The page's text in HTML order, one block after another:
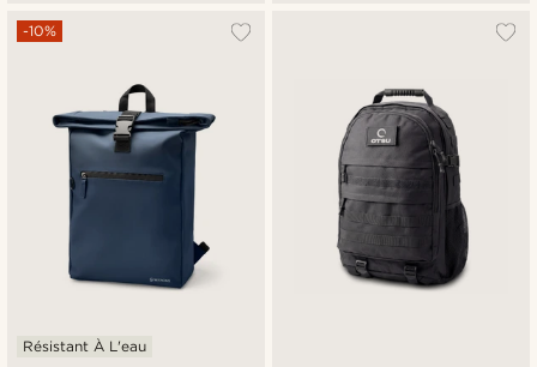
-10%
Résistant À L'eau